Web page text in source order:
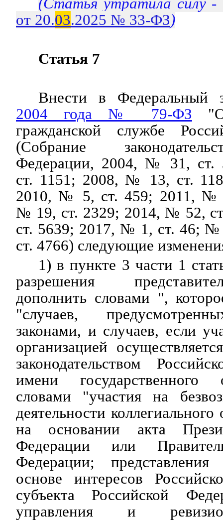
от 20.03.2025 № 33-ФЗ)
Статья 7
Внести в Федеральный
2004 года № 79-ФЗ "О
гражданской службе
(Собрание
Федерации, 2004, № 31,
ст. 1151; 2008, № 13, ст.
2010, № 5, ст. 459; 2011, №
№ 19, ст. 2329; 2014, № 52,
ст. 5639; 2017, № 1, ст. 46;
ст. 4766) следующие
1) в пункте 3 части 1
разрешения
дополнить словами ",
"случаев,
законами, и случаев, если
организацией
законодательством
имени государственного
словами "участия на
деятельности
на основании акта
Федерации или
Федерации; представления
основе интересов
субъекта Российской
управления и